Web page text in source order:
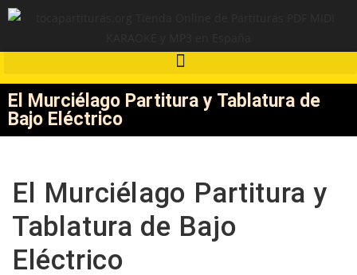
El Murciélago Partitura y Tablatura de
Bajo Eléctrico
El Murciélago Partitura y
Tablatura de Bajo
Eléctrico